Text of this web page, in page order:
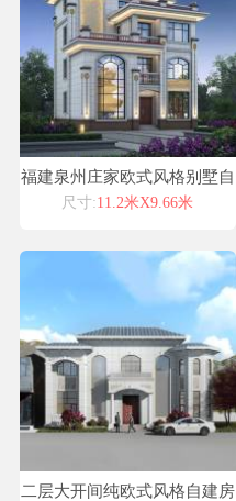
福建泉州庄家欧式风格别墅自
建房设计图纸喜天下建筑设计
尺寸:11.2米X9.66米
二层大开间纯欧式风格自建房